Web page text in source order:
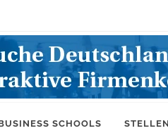
SCHOOLS